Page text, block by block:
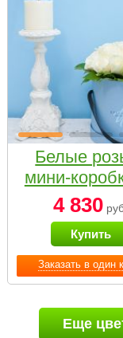
Заказать в один
Белые
мини-
Bella Fiori
4 830
Купить
Еще